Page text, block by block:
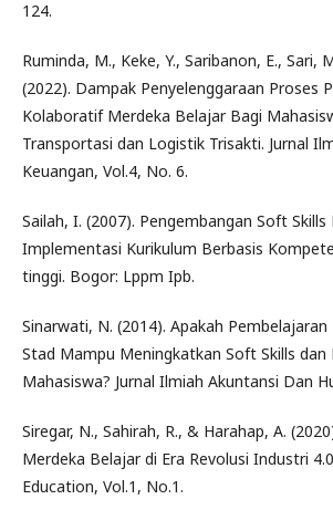
124.
Ruminda, M., Keke, Y., Saribanon, E., Sari,
(2022). Dampak Penyelenggaraan Proses
Kolaboratif Merdeka Belajar Bagi
Transportasi dan Logistik Trisakti. Jurnal
Keuangan, Vol.4, No. 6.
Sailah, I. (2007). Pengembangan Soft
Implementasi Kurikulum Berbasis
tinggi. Bogor: Lppm Ipb.
Sinarwati, N. (2014). Apakah
Stad Mampu Meningkatkan Soft Skills dan
Mahasiswa? Jurnal Ilmiah Akuntansi Dan
Siregar, N., Sahirah, R., & Harahap, A.
Merdeka Belajar di Era Revolusi Industri
Education, Vol.1, No.1.